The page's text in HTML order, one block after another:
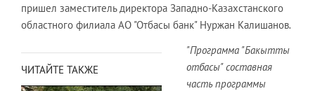
пришел заместитель директора Западно-Казахстанского
областного филиала АО "Отбасы банк" Нуржан Калишанов.
ЧИТАЙТЕ ТАКЖЕ
"Программа "Бакытты
отбасы" составная
часть программы